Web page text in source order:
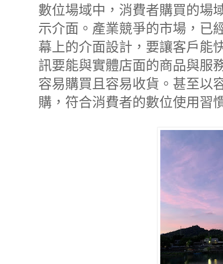
數位場域中，消費者購買的場
示介面。產業競爭的市場，已
幕上的介面設計，要讓客戶能
訊要能與實體店面的商品與服
容易購買且容易收貨。甚至以
購，符合消費者的數位使用習